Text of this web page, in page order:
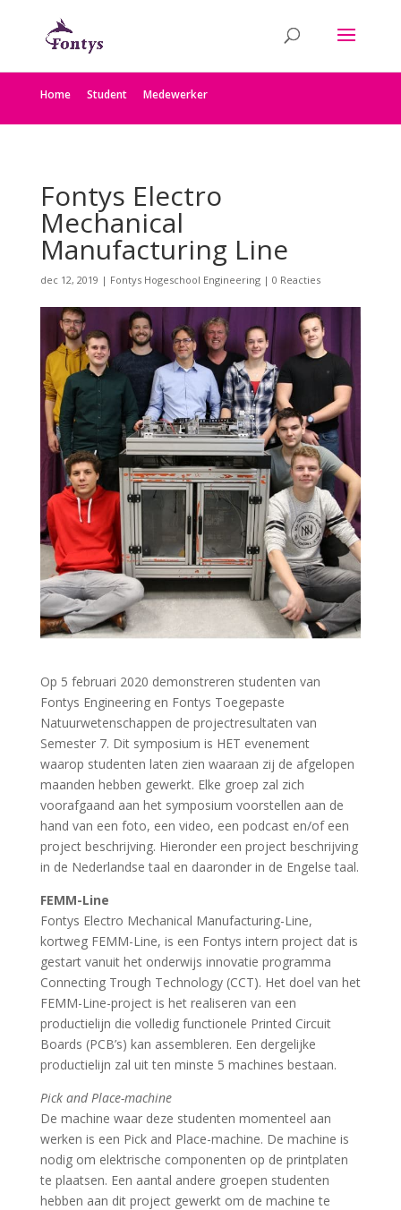
Home Student Medewerker
Fontys Electro
Mechanical
Manufacturing Line
dec 12, 2019 | Fontys Hogeschool Engineering| 0 Reacties
Op 5 februari 2020 demonstreren studenten van
Fontys Engineering en Fontys Toegepaste
Natuurwetenschappen de projectresultaten van
Semester 7. Dit symposium is HET evenement
waarop studenten laten zien waaraan zij de afgelopen
maanden hebben gewerkt. Elke groep zal zich
voorafgaand aan het symposium voorstellen aan de
hand van een foto, een video, een podcast en/of een
project beschrijving. Hieronder een project beschrijving
in de Nederlandse taal en daaronder in de Engelse taal.
FEMM-Line
Fontys Electro Mechanical Manufacturing-Line,
kortweg FEMM-Line, is een Fontys intern project dat is
gestart vanuit het onderwijs innovatie programma
Connecting Trough Technology (CCT). Het doel van het
FEMM-Line-project is het realiseren van een
productielijn die volledig functionele Printed Circuit
Boards (PCB’s) kan assembleren. Een dergelijke
productielijn zal uit ten minste 5 machines bestaan.
Pick and Place-machine
De machine waar deze studenten momenteel aan
werken is een Pick and Place-machine. De machine is
nodig om elektrische componenten op de printplaten
te plaatsen. Een aantal andere groepen studenten
hebben aan dit project gewerkt om de machine te